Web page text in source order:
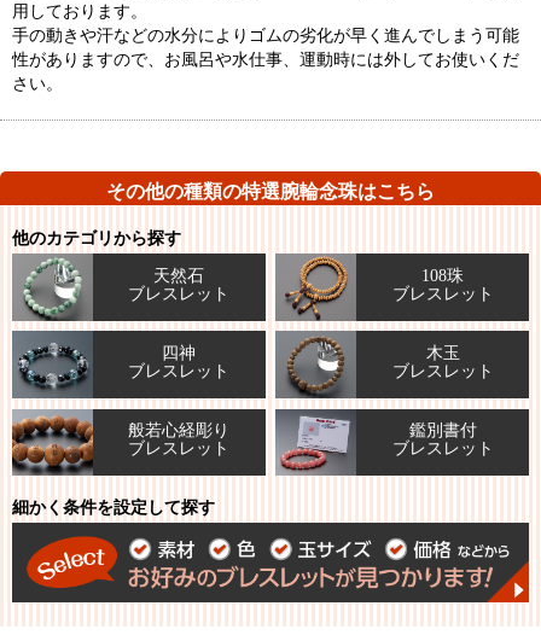
用しております。
手の動きや汗などの水分によりゴムの劣化が早く進んでしまう可能
性がありますので、お風呂や水仕事、運動時には外してお使いくだ
さい。
その他の種類の特選腕輪念珠はこちら
他のカテゴリから探す
天然石
ブレスレット
108珠
ブレスレット
四神
ブレスレット
木玉
ブレスレット
般若心経彫り
ブレスレット
鑑別書付
ブレスレット
細かく条件を設定して探す